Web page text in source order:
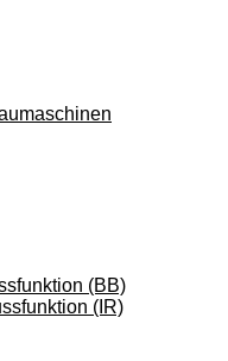
(BB)
(IR)